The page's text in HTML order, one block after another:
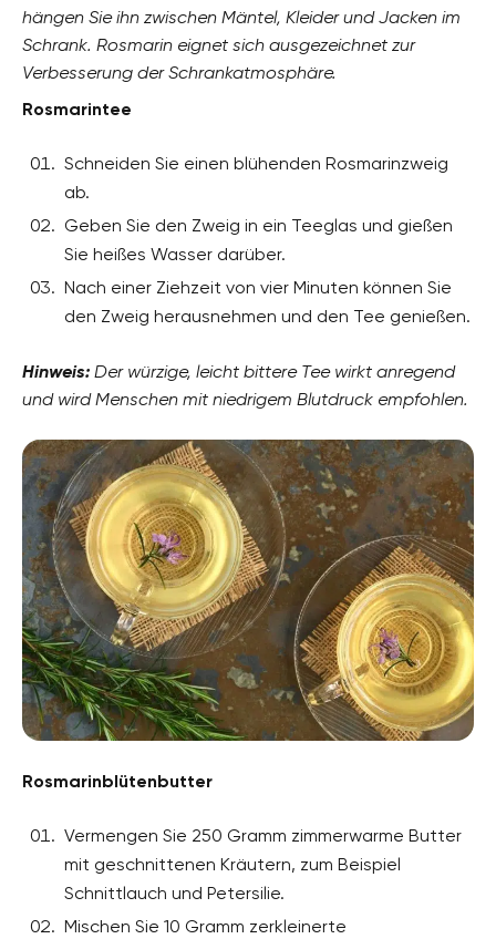
hängen Sie ihn zwischen Mäntel, Kleider und Jacken im
Schrank. Rosmarin eignet sich ausgezeichnet zur
Verbesserung der Schrankatmosphäre.
Rosmarintee
Schneiden Sie einen blühenden Rosmarinzweig
ab.
Geben Sie den Zweig in ein Teeglas und gießen
Sie heißes Wasser darüber.
Nach einer Ziehzeit von vier Minuten können Sie
den Zweig herausnehmen und den Tee genießen.
Hinweis: Der würzige, leicht bittere Tee wirkt anregend
und wird Menschen mit niedrigem Blutdruck empfohlen.
Rosmarinblütenbutter
Vermengen Sie 250 Gramm zimmerwarme Butter
mit geschnittenen Kräutern, zum Beispiel
Schnittlauch und Petersilie.
Mischen Sie 10 Gramm zerkleinerte